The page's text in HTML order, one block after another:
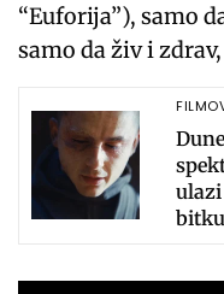
“Euforija”), samo
samo da živ i
bitku